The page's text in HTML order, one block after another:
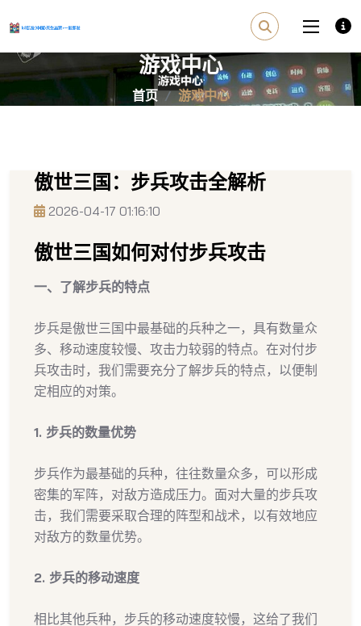
游戏中心
首页 游戏中心
傲世三国：步兵攻击全解析
2026-04-17 01:16:10
傲世三国如何对付步兵攻击
一、了解步兵的特点
步兵是傲世三国中最基础的兵种之一，具有数量众
多、移动速度较慢、攻击力较弱的特点。在对付步
兵攻击时，我们需要充分了解步兵的特点，以便制
定相应的对策。
1. 步兵的数量优势
步兵作为最基础的兵种，往往数量众多，可以形成
密集的军阵，对敌方造成压力。面对大量的步兵攻
击，我们需要采取合理的阵型和战术，以有效地应
对敌方的数量优势。
2. 步兵的移动速度
相比其他兵种，步兵的移动速度较慢，这给了我们